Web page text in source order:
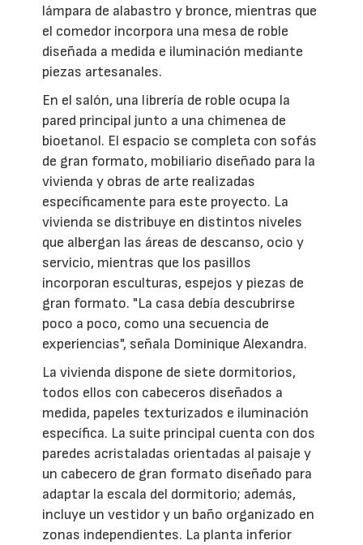
lámpara de alabastro y bronce, mientras que
el comedor incorpora una mesa de roble
diseñada a medida e iluminación mediante
piezas artesanales.
En el salón, una librería de roble ocupa la
pared principal junto a una chimenea de
bioetanol. El espacio se completa con sofás
de gran formato, mobiliario diseñado para la
vivienda y obras de arte realizadas
específicamente para este proyecto. La
vivienda se distribuye en distintos niveles
que albergan las áreas de descanso, ocio y
servicio, mientras que los pasillos
incorporan esculturas, espejos y piezas de
gran formato. "La casa debía descubrirse
poco a poco, como una secuencia de
experiencias", señala Dominique Alexandra.
La vivienda dispone de siete dormitorios,
todos ellos con cabeceros diseñados a
medida, papeles texturizados e iluminación
específica. La suite principal cuenta con dos
paredes acristaladas orientadas al paisaje y
un cabecero de gran formato diseñado para
adaptar la escala del dormitorio; además,
incluye un vestidor y un baño organizado en
zonas independientes. La planta inferior